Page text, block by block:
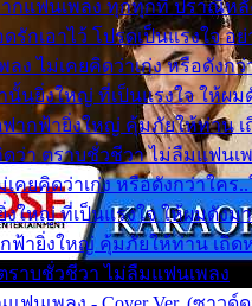
กแฟนเพลง ทุกทุกที่ ปราณีห
รักเอาไว้ โปรดเป็นแรงใจ อ
ลง ไม่เคยคิดว่าเก่ง หรือดังก
นั้นยิ่งใหญ่ ที่เป็นแรงใจ ให้ผม
ากฟ้ายิ่งใหญ่ คุ้มภัยให้ท่าน เ
ดว่า ตราบชั่วชีวา ไม่ลืมแฟน
เคยคิดว่าเก่ง หรือดังกว่าใค
งใหญ่ ที่เป็นแรงใจ ให้ผมดังม
ฟ้ายิ่งใหญ่ คุ้มภัยให้ท่าน เถิด
ราบชั่วชีวา ไม่ลืมแฟนเพลง